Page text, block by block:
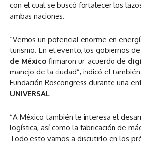
con el cual se buscó fortalecer los
ambas naciones.
“Vemos un potencial enorme en
turismo. En el evento, los gobiernos de
de México firmaron un acuerdo de
manejo de la ciudad”, indicó el
Fundación Roscongress durante una
UNIVERSAL
“A México también le interesa el
logística, así como la fabricación de
Todo esto vamos a discutirlo en los